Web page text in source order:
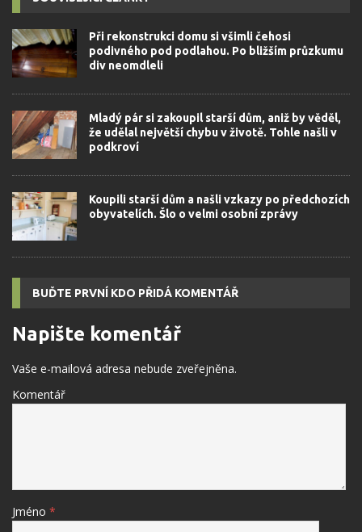
Při rekonstrukci domu si všimli čehosi
podivného pod podlahou. Po bližším průzkumu
div neomdleli
Mladý pár si zakoupil starší dům, aniž by věděl,
že udělal největší chybu v životě. Tohle našli v
podkroví
Koupili starší dům a našli vzkazy po předchozích
obyvatelích. Šlo o velmi osobní zprávy
BUĎTE PRVNÍ KDO PŘIDÁ KOMENTÁŘ
Napište komentář
Vaše e-mailová adresa nebude zveřejněna.
Komentář
Jméno *